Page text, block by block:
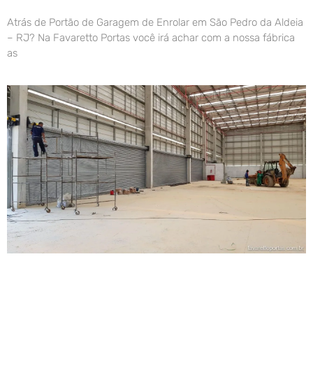
Atrás de Portão de Garagem de Enrolar em São Pedro da Aldeia
– RJ? Na Favaretto Portas você irá achar com a nossa fábrica
as